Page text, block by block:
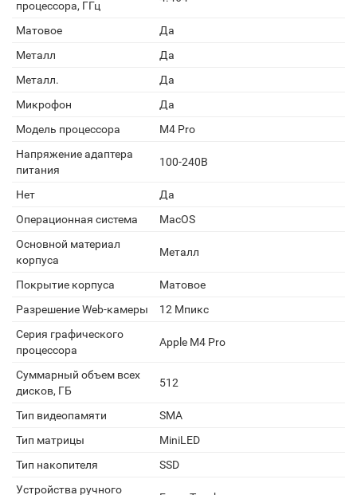
процессора, ГГц
Матовое
Да
Металл
Да
Металл.
Да
Микрофон
Да
Модель процессора
M4 Pro
Напряжение адаптера
питания
100-240В
Нет
Да
Операционная система
MacOS
Основной материал
корпуса
Металл
Покрытие корпуса
Матовое
Разрешение Web-камеры
12 Мпикс
Серия графического
процессора
Apple M4 Pro
Суммарный объем всех
дисков, ГБ
512
Тип видеопамяти
SMA
Тип матрицы
MiniLED
Тип накопителя
SSD
Устройства ручного